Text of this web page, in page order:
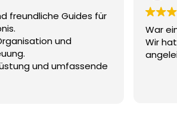
mit Tanja und Chris.
und wurden sehr gut
den